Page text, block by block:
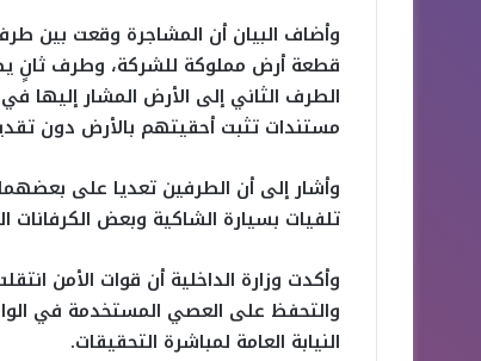
الطرف الثاني إلى الأرض المشار إليها
مستندات تثبت أحقيتهم بالأرض دون
وأشار إلى أن الطرفين تعديا على
تلفيات بسيارة الشاكية وبعض الكرفانات
وأكدت وزارة الداخلية أن قوات الأمن
والتحفظ على العصي المستخدمة في
النيابة العامة لمباشرة التحقيقات.